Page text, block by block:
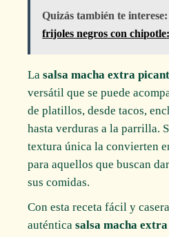
Quizás también te interese:
frijoles negros con
Lasalsa macha extra
versátil que se puede
de platillos, desde tacos,
hasta verduras a la parrilla.
textura única la convierten
para aquellos que buscan
sus comidas.
Con esta receta fácil y
auténticasalsa macha